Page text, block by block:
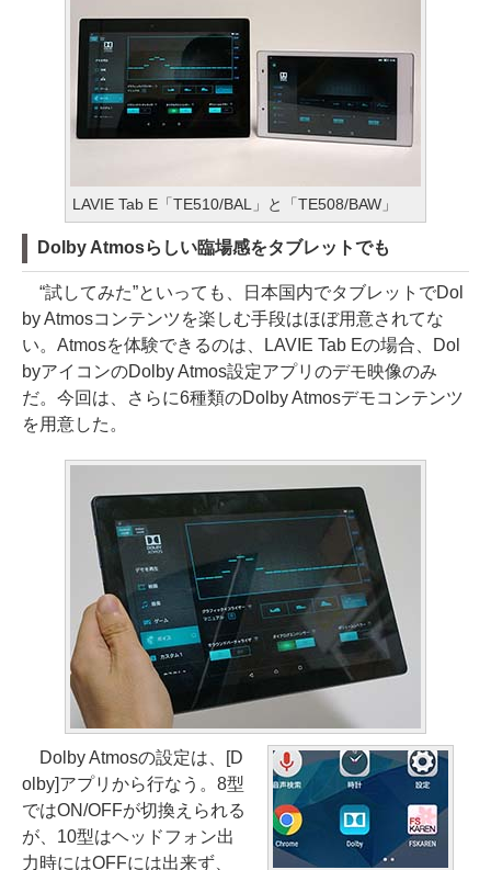
LAVIE Tab E「TE510/BAL」と「TE508/BAW」
Dolby Atmosらしい臨場感をタブレットでも
“試してみた”といっても、日本国内でタブレットでDol
by Atmosコンテンツを楽しむ手段はほぼ用意されてな
い。Atmosを体験できるのは、LAVIE Tab Eの場合、Dol
byアイコンのDolby Atmos設定アプリのデモ映像のみ
だ。今回は、さらに6種類のDolby Atmosデモコンテンツ
を用意した。
Dolby Atmosの設定は、[D
olby]アプリから行なう。8型
ではON/OFFが切換えられる
が、10型はヘッドフォン出
力時にはOFFには出来ず、